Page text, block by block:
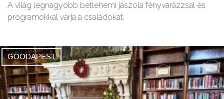
A világ legnagyobb betlehemi jászola fényvarázzsal és
programokkal várja a családokat.
GOODAPEST